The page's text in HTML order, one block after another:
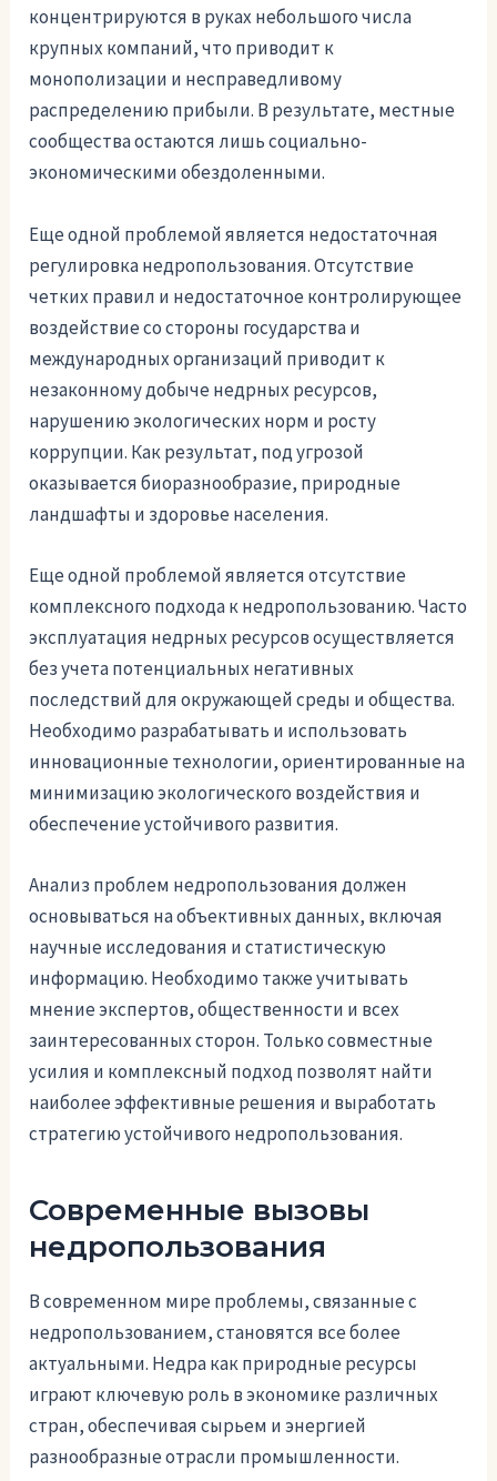
концентрируются в руках небольшого числа
крупных компаний, что приводит к
монополизации и несправедливому
распределению прибыли. В результате, местные
сообщества остаются лишь социально-
экономическими обездоленными.
Еще одной проблемой является недостаточная
регулировка недропользования. Отсутствие
четких правил и недостаточное контролирующее
воздействие со стороны государства и
международных организаций приводит к
незаконному добыче недрных ресурсов,
нарушению экологических норм и росту
коррупции. Как результат, под угрозой
оказывается биоразнообразие, природные
ландшафты и здоровье населения.
Еще одной проблемой является отсутствие
комплексного подхода к недропользованию. Часто
эксплуатация недрных ресурсов осуществляется
без учета потенциальных негативных
последствий для окружающей среды и общества.
Необходимо разрабатывать и использовать
инновационные технологии, ориентированные на
минимизацию экологического воздействия и
обеспечение устойчивого развития.
Анализ проблем недропользования должен
основываться на объективных данных, включая
научные исследования и статистическую
информацию. Необходимо также учитывать
мнение экспертов, общественности и всех
заинтересованных сторон. Только совместные
усилия и комплексный подход позволят найти
наиболее эффективные решения и выработать
стратегию устойчивого недропользования.
Современные вызовы
недропользования
В современном мире проблемы, связанные с
недропользованием, становятся все более
актуальными. Недра как природные ресурсы
играют ключевую роль в экономике различных
стран, обеспечивая сырьем и энергией
разнообразные отрасли промышленности.